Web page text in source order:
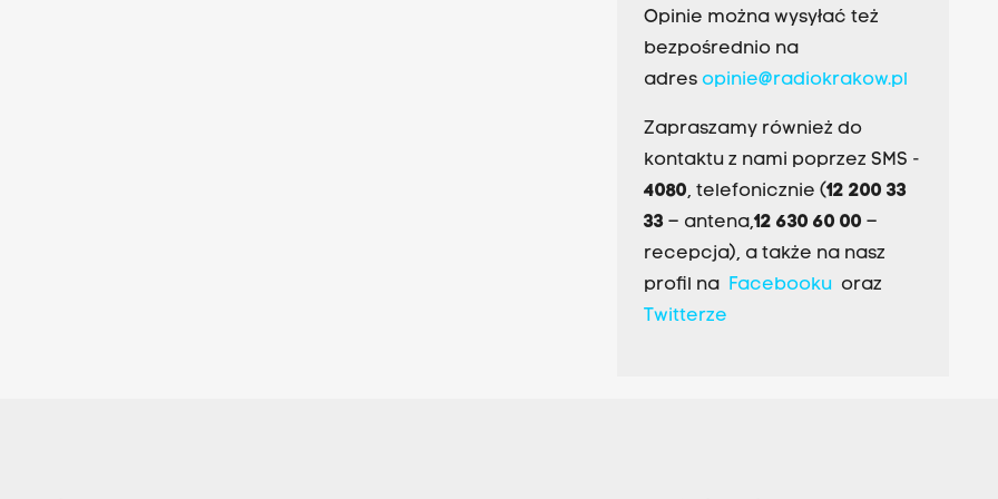
Opinie można wysyłać też
bezpośrednio na
adres opinie@radiokrakow.pl
Zapraszamy również do
kontaktu z nami poprzez SMS -
4080, telefonicznie (12 200 33
33– antena,12 630 60 00 –
recepcja), a także na nasz
profil na Facebookuoraz
Twitterze